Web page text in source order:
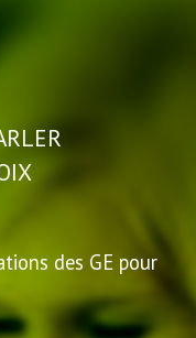
des GE pour